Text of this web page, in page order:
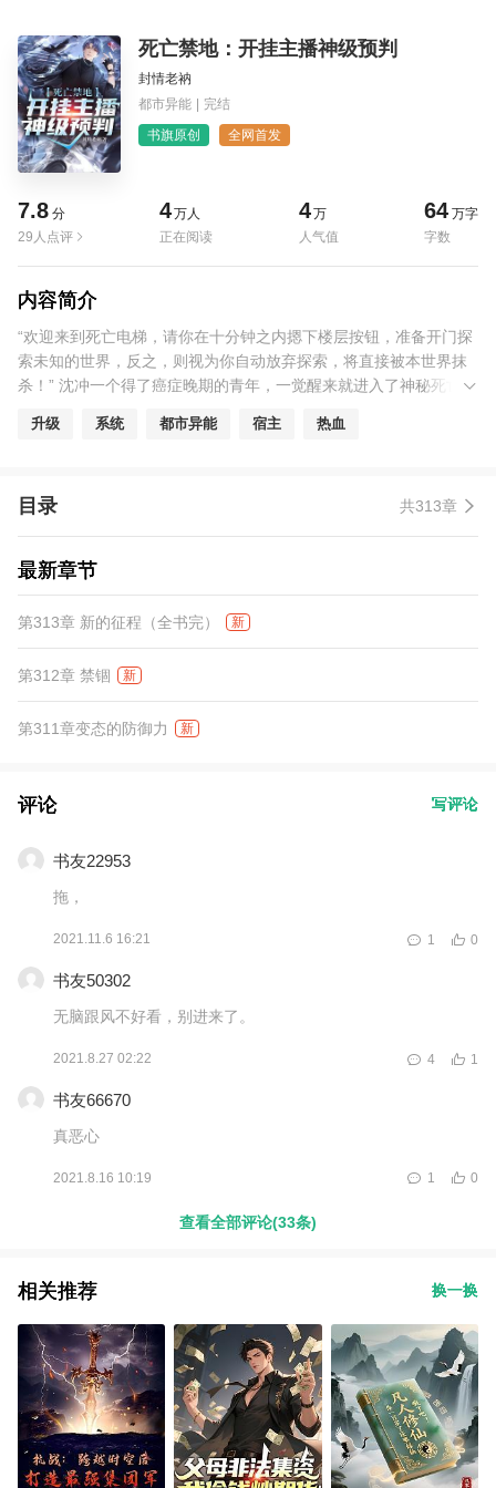
死亡禁地：开挂主播神级预判
封情老衲
都市异能 | 完结
书旗原创 全网首发
7.8 分
29人点评
4万人
正在阅读
4万
人气值
64 万字
字数
内容简介
“欢迎来到死亡电梯，请你在十分钟之内摁下楼层按钮，准备开门探
索未知的世界，反之，则视为你自动放弃探索，将直接被本世界抹
杀！” 沈冲一个得了癌症晚期的青年，一觉醒来就进入了神秘死亡电
仅能预知危险，还有特别提示！ 看他怎么一路刷怪获得奇妙奖励，
升级 系统 都市异能 宿主 热血
目录 共313章
最新章节
第313章 新的征程（全书完） 新
第312章 禁锢 新
第311章变态的防御力 新
评论 写评论
书友22953
拖，
2021.11.6 16:21 0
1
书友50302
无脑跟风不好看，别进来了。
2021.8.27 02:22 1
4
书友66670
真恶心
2021.8.16 10:19 0
1
查看全部评论(33条)
相关推荐 换一换